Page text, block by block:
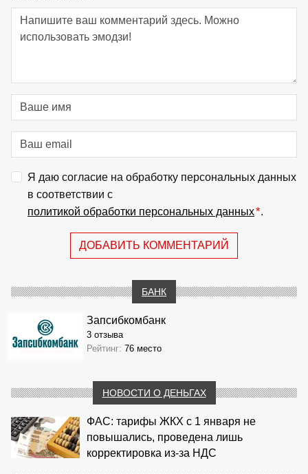
Я даю согласие на обработку персональных данных
в соответствии с
политикой обработки персональных данных*.
ДОБАВИТЬ КОММЕНТАРИЙ
БАНК
Запсибкомбанк
3 отзыва
Рейтинг: 76 место
НОВОСТИ О ДЕНЬГАХ
ФАС: тарифы ЖКХ с 1 января не
повышались, проведена лишь
корректировка из‑за НДС